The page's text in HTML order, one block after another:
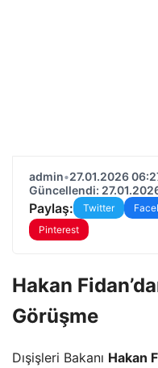
admin•27.01.2026
Güncellendi:
Paylaş: Twitter
Pinterest
Hakan
Görüşme
Dışişleri Bakanı Hakan